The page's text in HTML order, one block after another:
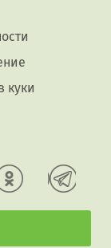
куки